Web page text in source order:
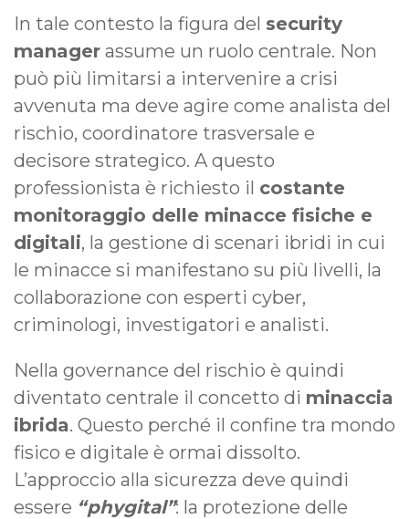
In tale contesto la figura del security
manager assume un ruolo centrale. Non
può più limitarsi a intervenire a crisi
avvenuta ma deve agire come analista del
rischio, coordinatore trasversale e
decisore strategico. A questo
professionista è richiesto il costante
monitoraggio delle minacce fisiche e
digitali, la gestione di scenari ibridi in cui
le minacce si manifestano su più livelli, la
collaborazione con esperti cyber,
criminologi, investigatori e analisti.
Nella governance del rischio è quindi
diventato centrale il concetto di minaccia
ibrida. Questo perché il confine tra mondo
fisico e digitale è ormai dissolto.
L’approccio alla sicurezza deve quindi
essere “phygital”: la protezione delle